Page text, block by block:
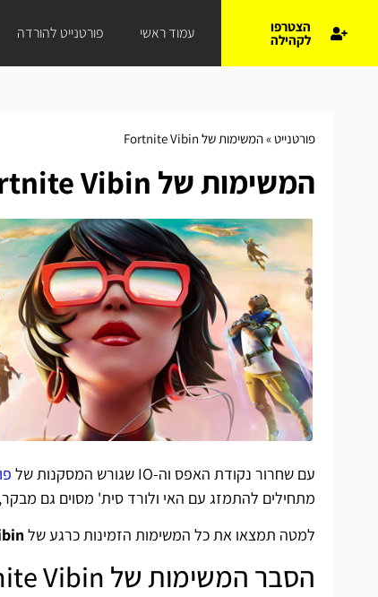
הצטרפו
לקהילה עמוד ראשי פורטנייט להורדה
פורטנייט»המשימות של Fortnite Vibin
המשימות של Fortnite Vibin
עם שחרור נקודת האפס וה-IO שגורש המסקנות של
מתחילים להתמזג עם האי ולורד סית' מסוים גם
למטה תמצאו את כל המשימות הזמינות כרגע של
הסבר המשימות של Fortnite Vibin